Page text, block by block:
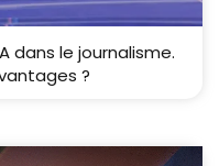
dans le journalisme.
?